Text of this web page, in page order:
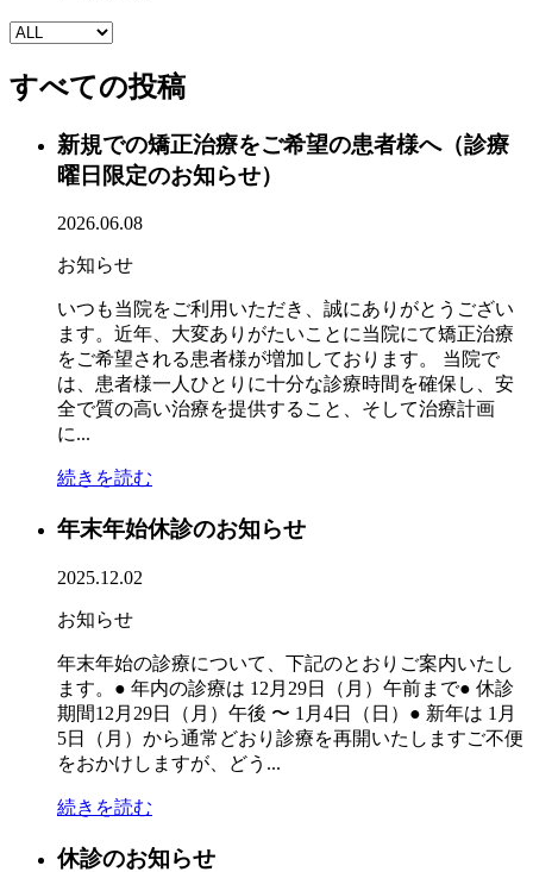
すべての投稿
新規での矯正治療をご希望の患者様へ（診療
曜日限定のお知らせ）
2026.06.08
お知らせ
いつも当院をご利用いただき、誠にありがとうござい
ます。近年、大変ありがたいことに当院にて矯正治療
をご希望される患者様が増加しております。 当院で
は、患者様一人ひとりに十分な診療時間を確保し、安
全で質の高い治療を提供すること、そして治療計画
に...
続きを読む
年末年始休診のお知らせ
2025.12.02
お知らせ
年末年始の診療について、下記のとおりご案内いたし
ます。● 年内の診療は 12月29日（月）午前まで● 休診
期間12月29日（月）午後 〜 1月4日（日）● 新年は 1月
5日（月）から通常どおり診療を再開いたしますご不便
をおかけしますが、どう...
続きを読む
休診のお知らせ